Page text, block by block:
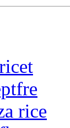
rice